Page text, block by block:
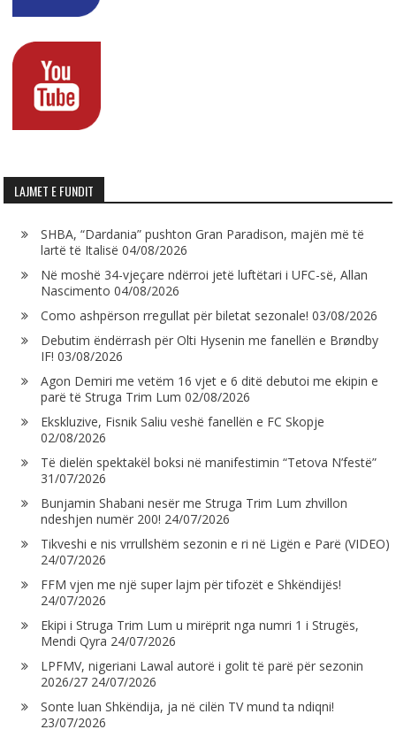
LAJMET E FUNDIT
SHBA, “Dardania” pushton Gran Paradison, majën më të
lartë të Italisë 04/08/2026
Në moshë 34-vjeçare ndërroi jetë luftëtari i UFC-së, Allan
Nascimento 04/08/2026
Como ashpërson rregullat për biletat sezonale! 03/08/2026
Debutim ëndërrash për Olti Hysenin me fanellën e Brøndby
IF! 03/08/2026
Agon Demiri me vetëm 16 vjet e 6 ditë debutoi me ekipin e
parë të Struga Trim Lum 02/08/2026
Ekskluzive, Fisnik Saliu veshë fanellën e FC Skopje
02/08/2026
Të dielën spektakël boksi në manifestimin “Tetova N’festë”
31/07/2026
Bunjamin Shabani nesër me Struga Trim Lum zhvillon
ndeshjen numër 200! 24/07/2026
Tikveshi e nis vrrullshëm sezonin e ri në Ligën e Parë (VIDEO)
24/07/2026
FFM vjen me një super lajm për tifozët e Shkëndijës!
24/07/2026
Ekipi i Struga Trim Lum u mirëprit nga numri 1 i Strugës,
Mendi Qyra 24/07/2026
LPFMV, nigeriani Lawal autorë i golit të parë për sezonin
2026/27 24/07/2026
Sonte luan Shkëndija, ja në cilën TV mund ta ndiqni!
23/07/2026